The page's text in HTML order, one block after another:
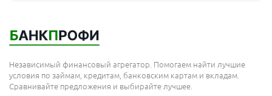
Независимый финансовый агрегатор. Помогаем найти лучшие
условия по займам, кредитам, банковским картам и вкладам.
Сравнивайте предложения и выбирайте лучшее.